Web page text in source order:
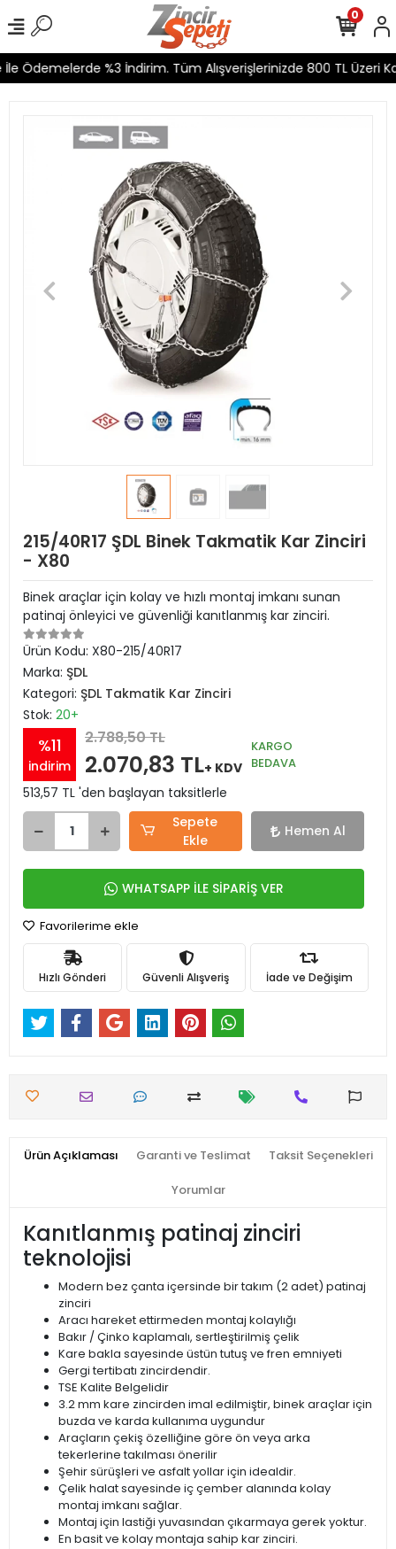
Ödemelerde %3 İndirim. Tüm Alışverişlerinizde 800 TL Üzeri
0
215/40R17 ŞDL Binek Takmatik Kar Zinciri
- X80
Binek araçlar için kolay ve hızlı montaj imkanı sunan
patinaj önleyici ve güvenliği kanıtlanmış kar zinciri.
Ürün Kodu: X80-215/40R17
Marka: ŞDL
Kategori: ŞDL Takmatik Kar Zinciri
Stok: 20+
%11
indirim
2.788,50 TL
2.070,83 TL+ KDV
KARGO
BEDAVA
513,57 TL 'den başlayan taksitlerle
Sepete
Ekle
Hemen Al
WHATSAPP İLE SİPARİŞ VER
Favorilerime ekle
Hızlı Gönderi Güvenli Alışveriş İade ve Değişim
Ürün Açıklaması Garanti ve Teslimat Taksit Seçenekleri
Yorumlar
Kanıtlanmış patinaj zinciri
teknolojisi
Modern bez çanta içersinde bir takım (2 adet) patinaj
zinciri
Aracı hareket ettirmeden montaj kolaylığı
Bakır / Çinko kaplamalı, sertleştirilmiş çelik
Kare bakla sayesinde üstün tutuş ve fren emniyeti
Gergi tertibatı zincirdendir.
TSE Kalite Belgelidir
3.2 mm kare zincirden imal edilmiştir, binek araçlar için
buzda ve karda kullanıma uygundur
Araçların çekiş özelliğine göre ön veya arka
tekerlerine takılması önerilir
Şehir sürüşleri ve asfalt yollar için idealdir.
Çelik halat sayesinde iç çember alanında kolay
montaj imkanı sağlar.
Montaj için lastiği yuvasından çıkarmaya gerek yoktur.
En basit ve kolay montaja sahip kar zinciri.